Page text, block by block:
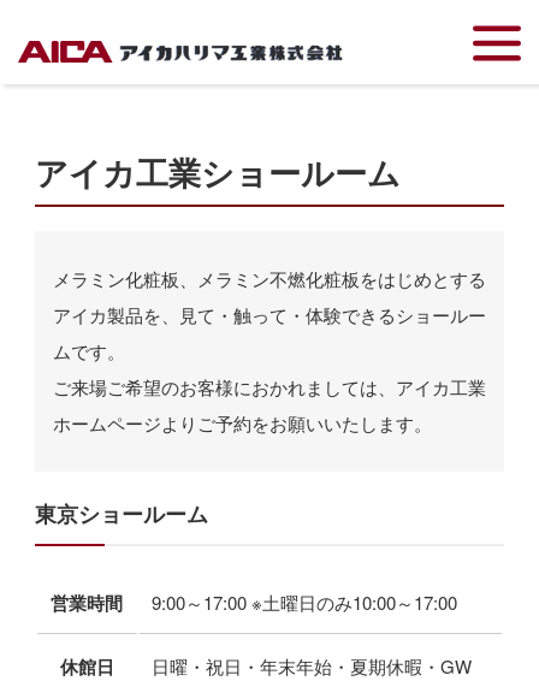
TOP アイカ工業ショールーム
アイカ工業ショールーム
メラミン化粧板、メラミン不燃化粧板をはじめとする
アイカ製品を、見て・触って・体験できるショールー
ムです。
ご来場ご希望のお客様におかれましては、アイカ工業
ホームページよりご予約をお願いいたします。
東京ショールーム
営業時間 9:00～17:00 ※土曜日のみ10:00～17:00
休館日 日曜・祝日・年末年始・夏期休暇・GW